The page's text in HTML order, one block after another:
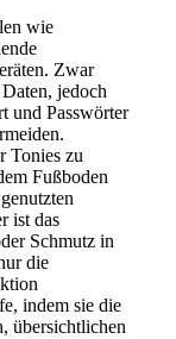
wie
Zwar
jedoch
und Passwörter
Tonies zu
Fußboden
ist das
Schmutz in
die
indem sie die
übersichtlichen